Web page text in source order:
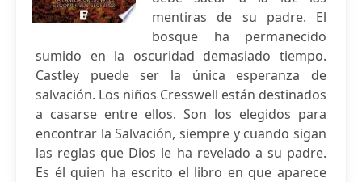
mentiras de su padre. El
bosque ha permanecido
sumido en la oscuridad demasiado tiempo.
Castley puede ser la única esperanza de
salvación. Los niños Cresswell están destinados
a casarse entre ellos. Son los elegidos para
encontrar la Salvación, siempre y cuando sigan
las reglas que Dios le ha revelado a su padre.
Es él quien ha escrito el libro en que aparece